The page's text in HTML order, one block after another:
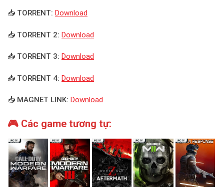
📥 TORRENT: Download
📥 TORRENT 2: Download
📥 TORRENT 3: Download
📥 TORRENT 4: Download
📥 MAGNET LINK: Download
🎮 Các game tương tự: